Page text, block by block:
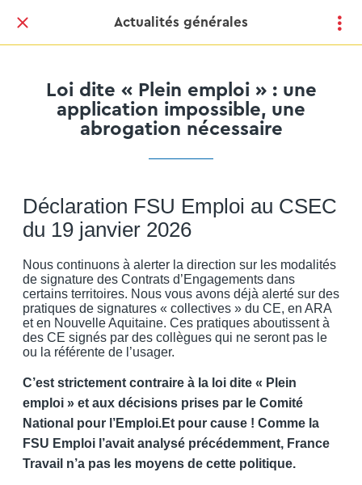
Actualités générales
Loi dite « Plein emploi » : une
application impossible, une
abrogation nécessaire
Déclaration FSU Emploi au CSEC
du 19 janvier 2026
Nous continuons à alerter la direction sur les modalités
de signature des Contrats d’Engagements dans
certains territoires. Nous vous avons déjà alerté sur des
pratiques de signatures « collectives » du CE, en ARA
et en Nouvelle Aquitaine. Ces pratiques aboutissent à
des CE signés par des collègues qui ne seront pas le
ou la référente de l’usager.
C’est strictement contraire à la loi dite « Plein
emploi » et aux décisions prises par le Comité
National pour l’Emploi.Et pour cause ! Comme la
FSU Emploi l’avait analysé précédemment, France
Travail n’a pas les moyens de cette politique.